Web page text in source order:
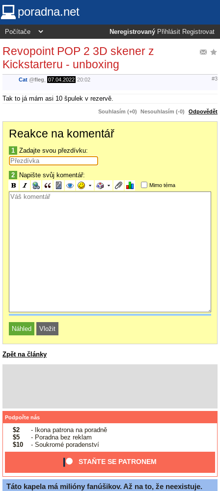
poradna.net
Neregistrovaný Přihlásit Registrovat
Revopoint POP 2 3D skener z
Kickstarteru - unboxing
Cat @fleg 07.04.2022 20:02 #3
Tak to já mám asi 10 špulek v rezervě.
Souhlasím (+0) Nesouhlasím (-0) Odpovědět
Reakce na komentář
1 Zadajte svou přezdívku:
2 Napište svůj komentář:
Mimo téma
Zpět na články
Podpořte nás
$2
- Ikona patrona na poradně
$5
- Poradna bez reklam
$10
- Soukromé poradenství
STAŇTE SE PATRONEM
Táto kapela má milióny fanúšikov. Až na to, že neexistuje.